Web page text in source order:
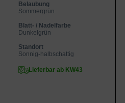
Belaubung
Sommergrün
Blatt- / Nadelfarbe
Dunkelgrün
Standort
Sonnig-halbschattig
Lieferbar ab KW43